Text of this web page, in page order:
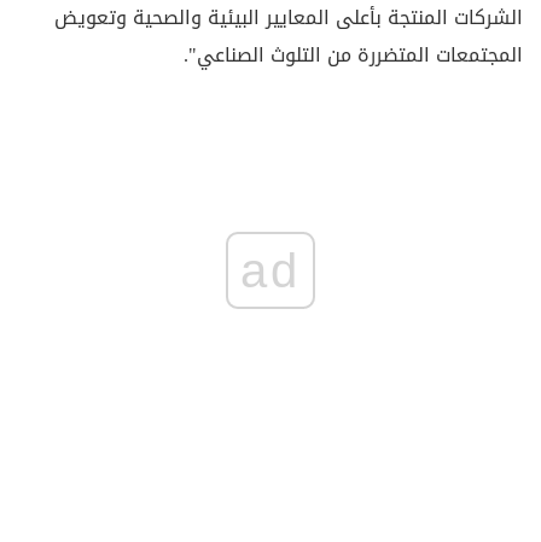
الشركات المنتجة بأعلى المعايير البيئية والصحية وتعويض
المجتمعات المتضررة من التلوث الصناعي".
ad